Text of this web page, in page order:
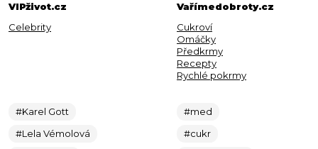
VIPživot.cz
Celebrity
#Karel Gott
#Lela Vémolová
Vařímedobroty.cz
Cukroví
Omáčky
Předkrmy
Recepty
Rychlé pokrmy
#med
#cukr